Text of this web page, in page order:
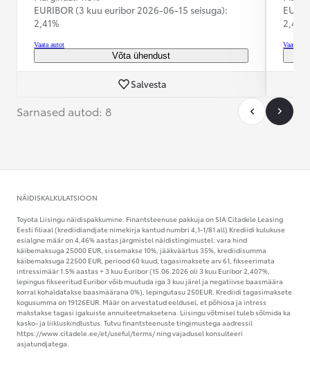
EURIBOR (3 kuu euribor 2026-06-15 seisuga):
2,41%
Vaata autot
Võta ühendust
Salvesta
2,41%
Vaata
Sarnased autod: 8
NÄIDISKALKULATSIOON
Toyota Liisingu näidispakkumine. Finantsteenuse pakkuja on SIA Citadele Leasing
Eesti filiaal (krediidiandjate nimekirja kantud numbri 4,1-1/81 all) Krediidi kulukuse
esialgne määr on 4,46% aastas järgmistel näidistingimustel: vara hind
käibemaksuga 25000 EUR, sissemakse 10%, jääkväärtus 35%, krediidisumma
käibemaksuga 22500 EUR, periood 60 kuud, tagasimaksete arv 61, fikseerimata
intressimäär 1.5% aastas + 3 kuu Euribor (15.06.2026 oli 3 kuu Euribor 2,407%,
lepingus fikseeritud Euribor võib muutuda iga 3 kuu järel ja negatiivse baasmäära
korral kohaldatakse baasmäärana 0%), lepingutasu 250EUR. Krediidi tagasimaksete
kogusumma on 19126EUR. Määr on arvestatud eeldusel, et põhiosa ja intress
makstakse tagasi igakuiste annuiteetmaksetena. Liisingu võtmisel tuleb sõlmida ka
kasko- ja liikluskindlustus. Tutvu finantsteenuste tingimustega aadressil
https://www.citadele.ee/et/useful/terms/ ning vajadusel konsulteeri
asjatundjatega.